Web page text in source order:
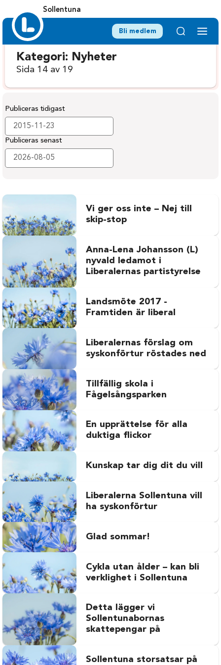
Sollentuna
Bli medlem
Kategori: Nyheter
Sida 14 av 19
Publiceras tidigast
Publiceras senast
Vi ger oss inte – Nej till
skip-stop
Anna-Lena Johansson (L)
nyvald ledamot i
Liberalernas partistyrelse
Landsmöte 2017 -
Framtiden är liberal
Liberalernas förslag om
syskonförtur röstades ned
Tillfällig skola i
Fågelsångsparken
En upprättelse för alla
duktiga flickor
Kunskap tar dig dit du vill
Liberalerna Sollentuna vill
ha syskonförtur
Glad sommar!
Cykla utan ålder – kan bli
verklighet i Sollentuna
Detta lägger vi
Sollentunabornas
skattepengar på
Sollentuna storsatsar på